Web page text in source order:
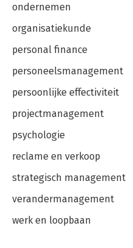
ondernemen
organisatiekunde
personal finance
personeelsmanagement
persoonlijke effectiviteit
projectmanagement
psychologie
reclame en verkoop
strategisch management
verandermanagement
werk en loopbaan